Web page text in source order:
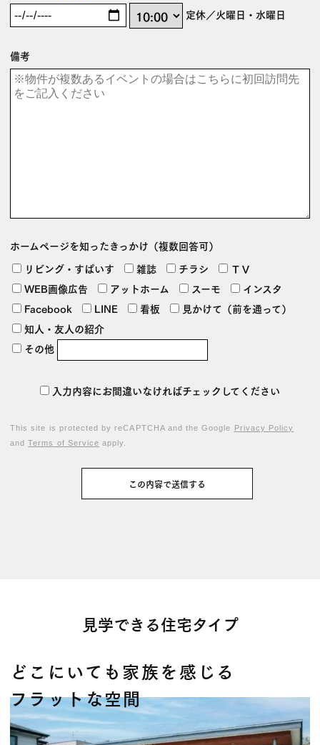
定休／火曜日・水曜日
備考
ホームページを知ったきっかけ （複数回答可）
リビング・すぱいす
雑誌 チラシ
ＴＶ
WEB画像広告
アットホーム スーモ
インスタ
Facebook
LINE 看板
見かけて（前を通って）
知人・友人の紹介
その他
入力内容にお間違いなければチェックしてください
This site is protected by reCAPTCHA and the Google Privacy Policy
andTerms of Service apply.
見学できる住宅タイプ
どこにいても家族を感じる
フラットな空間